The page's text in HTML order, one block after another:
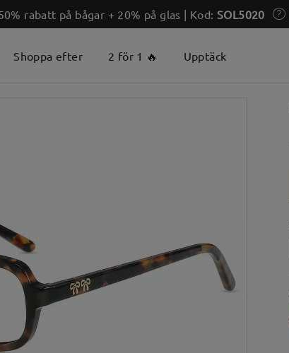
rabatt på bågar + 20% på glas | Kod:SOL5020
Shoppa efter 2 för 1 🔥 Upptäck